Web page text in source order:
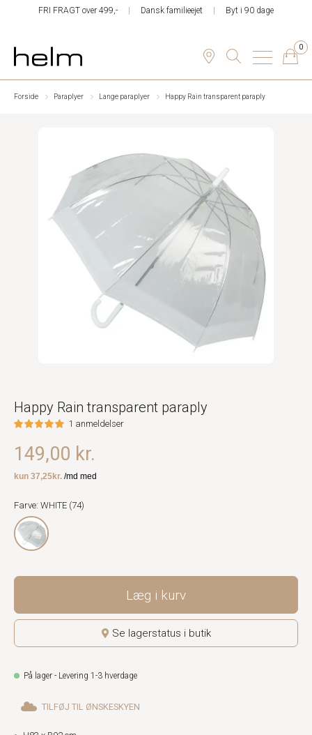
FRI FRAGT over 499,- Dansk familieejet Byt i 90 dage
0
Forside Paraplyer Lange paraplyer Happy Rain transparent paraply
Happy Rain transparent paraply
1 anmeldelser
149,00 kr.
Farve: WHITE (74)
Læg i kurv
Se lagerstatus i butik
På lager - Levering 1-3 hverdage
TILFØJ TIL ØNSKESKYEN